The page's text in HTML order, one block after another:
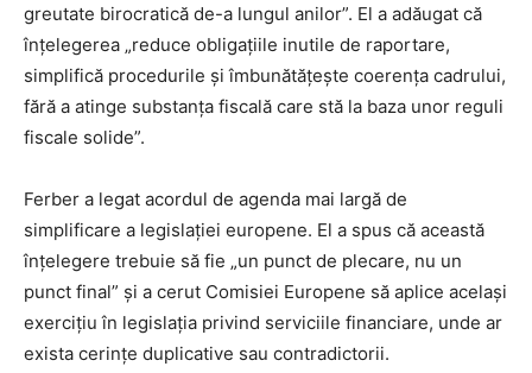
greutate birocratică de-a lungul anilor”. El a adăugat că
înțelegerea „reduce obligațiile inutile de raportare,
simplifică procedurile și îmbunătățește coerența cadrului,
fără a atinge substanța fiscală care stă la baza unor reguli
fiscale solide”.
Ferber a legat acordul de agenda mai largă de
simplificare a legislației europene. El a spus că această
înțelegere trebuie să fie „un punct de plecare, nu un
punct final” și a cerut Comisiei Europene să aplice același
exercițiu în legislația privind serviciile financiare, unde ar
exista cerințe duplicative sau contradictorii.